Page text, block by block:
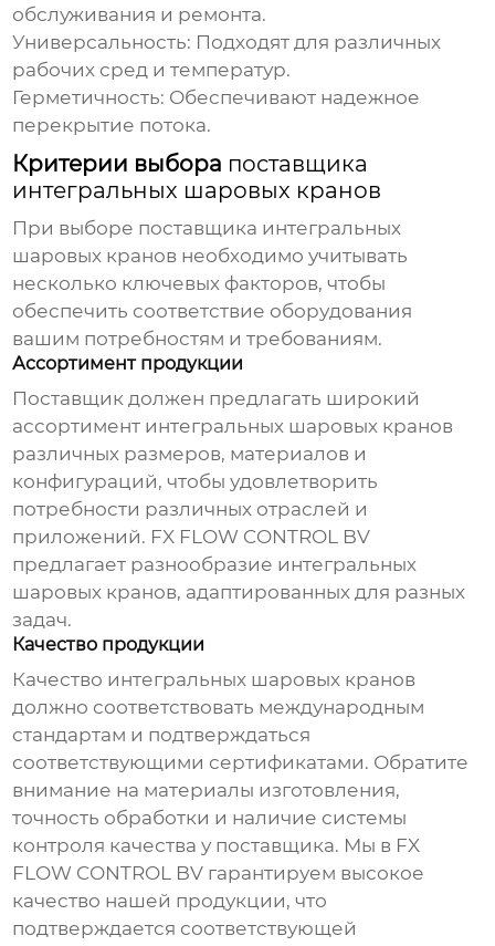
обслуживания и ремонта.
Универсальность: Подходят для различных
рабочих сред и температур.
Герметичность: Обеспечивают надежное
перекрытие потока.
Критерии выбора поставщика
интегральных шаровых кранов
При выборе поставщика интегральных
шаровых кранов необходимо учитывать
несколько ключевых факторов, чтобы
обеспечить соответствие оборудования
вашим потребностям и требованиям.
Ассортимент продукции
Поставщик должен предлагать широкий
ассортимент интегральных шаровых кранов
различных размеров, материалов и
конфигураций, чтобы удовлетворить
потребности различных отраслей и
приложений. FX FLOW CONTROL BV
предлагает разнообразие интегральных
шаровых кранов, адаптированных для разных
задач.
Качество продукции
Качество интегральных шаровых кранов
должно соответствовать международным
стандартам и подтверждаться
соответствующими сертификатами. Обратите
внимание на материалы изготовления,
точность обработки и наличие системы
контроля качества у поставщика. Мы в FX
FLOW CONTROL BV гарантируем высокое
качество нашей продукции, что
подтверждается соответствующей